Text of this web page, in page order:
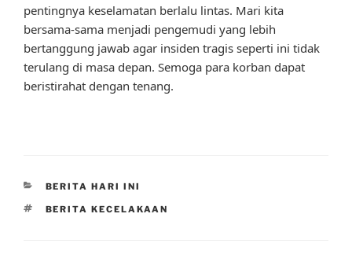
pentingnya keselamatan berlalu lintas. Mari kita
bersama-sama menjadi pengemudi yang lebih
bertanggung jawab agar insiden tragis seperti ini tidak
terulang di masa depan. Semoga para korban dapat
beristirahat dengan tenang.
CATEGORIES
BERITA HARI INI
TAGS
BERITA KECELAKAAN